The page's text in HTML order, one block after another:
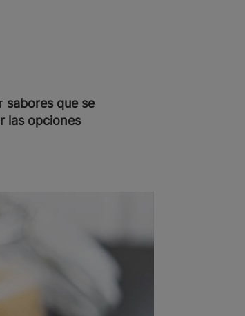
sabores que se
las opciones